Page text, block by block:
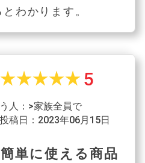
わかります。
star_ratestar_ratestar_ratestar_ratestar_rate 5
人：>家族全員で
稿日：2023年06月15日
単に使える商品